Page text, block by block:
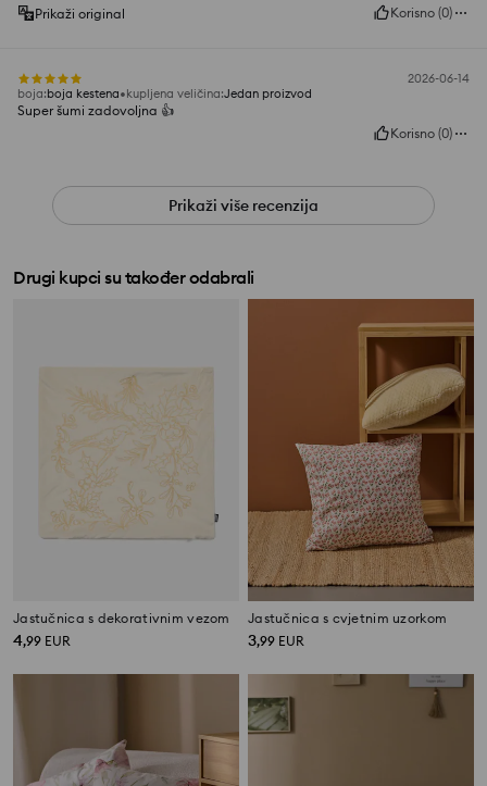
Prikaži original
Korisno (0)
2026-06-14
boja:boja kestena kupljena veličina:Jedan proizvod
Super šumi zadovoljna 👍️
Korisno (0)
Prikaži više recenzija
Drugi kupci su također odabrali
Jastučnica s dekorativnim vezom
4,99 EUR
Jastučnica s cvjetnim uzorkom
3,99 EUR